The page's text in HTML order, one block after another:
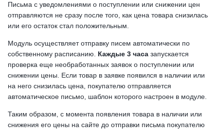
Письма с уведомлениями о поступлении или снижении цен
отправляются не сразу после того, как цена товара снизилась
или его остаток стал положительным.
Модуль осуществляет отправку писем автоматически по
собственному расписанию. Каждые 3 часа запускается
проверка еще необработанных заявок о поступлении или
снижении цены. Если товар в заявке появился в наличии или
на него снизилась цена, покупателю отправляется
автоматическое письмо, шаблон которого настроен в модуле.
Таким образом, с момента появления товара в наличии или
снижения его цены на сайте до отправки письма покупателю